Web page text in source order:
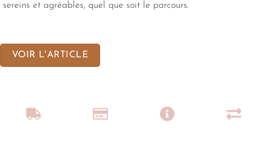
sereins et agréables, quel que soit le parcours.
VOIR L'ARTICLE